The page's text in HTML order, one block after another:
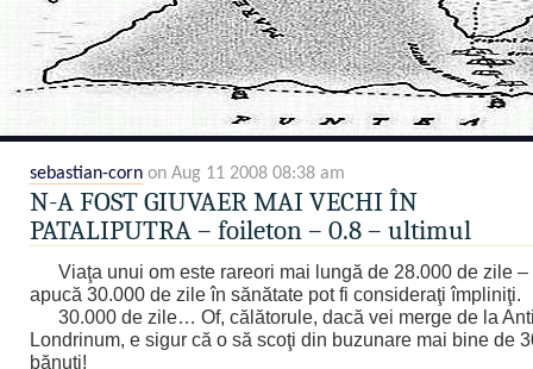
sebastian-corn on Aug 11 2008 08:38 am
N-A FOST GIUVAER MAI VECHI ÎN
PATALIPUTRA – foileton – 0.8 – ultimul
Viaţa unui om este rareori mai lungă de 28.000 de zile
apucă 30.000 de zile în sănătate pot fi consideraţi împliniţi.
30.000 de zile… Of, călătorule, dacă vei merge de la
Londrinum, e sigur că o să scoţi din buzunare mai bine de
bănuţi!